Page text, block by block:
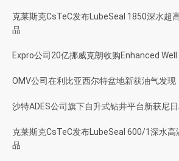
克莱斯克CsTeC发布LubeSeal 1850深水超
品
Expro公司20亿挪威克朗收购Enhanced
OMV公司在利比亚西尔特盆地新获油气发现
沙特ADES公司旗下自升式钻井平台新获尼
克莱斯克CsTeC发布LubeSeal 600/1深水
品